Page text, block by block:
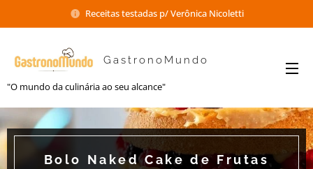
Receitas testadas p/ Verônica Nicoletti
GastronoMundo
"O mundo da culinária ao seu alcance"
Bolo Naked Cake de Frutas